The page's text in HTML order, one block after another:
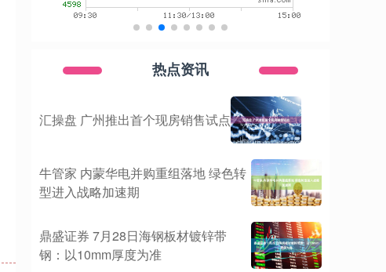
热点资讯
汇操盘 广州推出首个现房销售试点
牛管家 内蒙华电并购重组落地 绿色转
型进入战略加速期
鼎盛证券 7月28日海钢板材镀锌带
钢：以10mm厚度为准